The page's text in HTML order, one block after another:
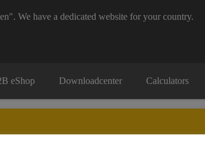
We have a dedicated website for your country.
eShop Downloadcenter Calculators